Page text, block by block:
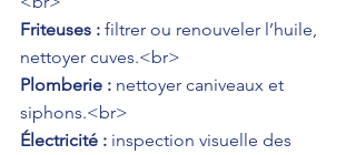
Friteuses : filtrer ou renouveler l’huile,
Plomberie : nettoyer caniveaux et
Électricité : inspection visuelle des